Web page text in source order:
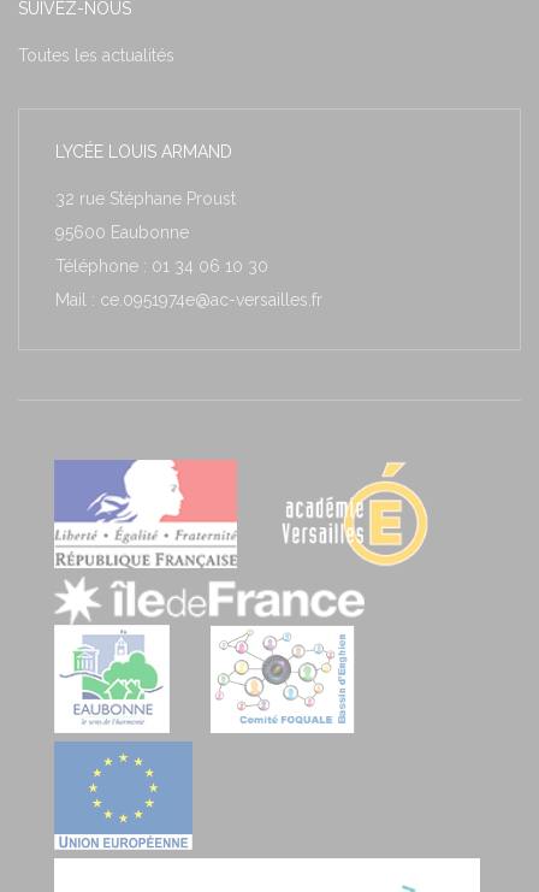
SUIVEZ-NOUS
Toutes les actualités
LYCÉE LOUIS ARMAND
32 rue Stéphane Proust
95600 Eaubonne
Téléphone : 01 34 06 10 30
Mail : ce.0951974e@ac-versailles.fr